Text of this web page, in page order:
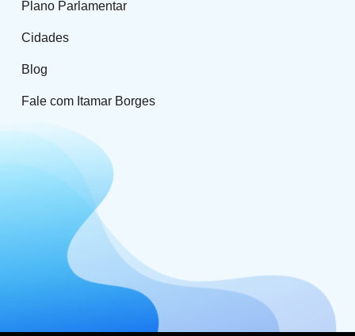
Plano Parlamentar
Cidades
Blog
Fale com Itamar Borges